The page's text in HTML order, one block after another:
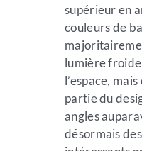
supérieur en
couleurs de
lumière
l’espace,
partie du
angles
désormais